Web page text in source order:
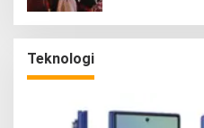
Teknologi